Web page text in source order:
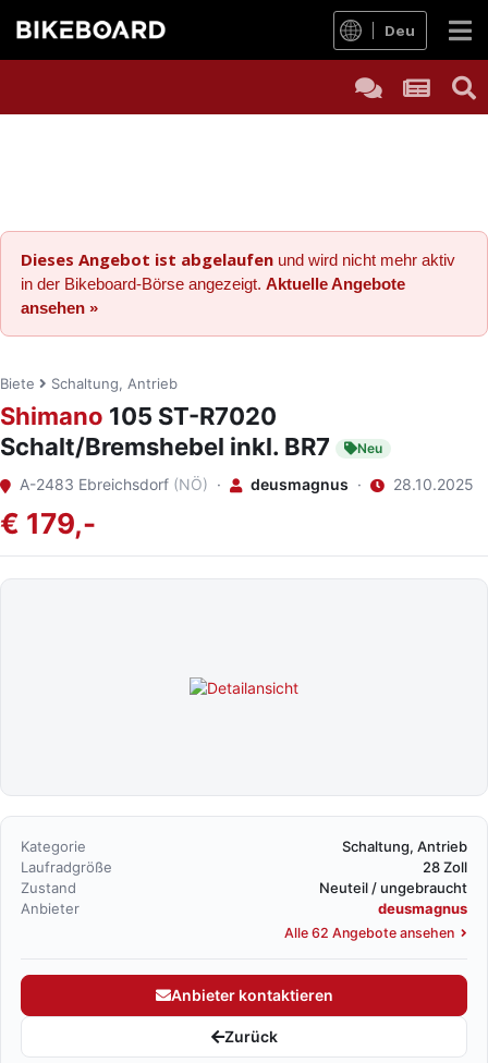
Deu
Dieses Angebot ist abgelaufen und wird nicht mehr aktiv
in der Bikeboard-Börse angezeigt. Aktuelle Angebote
ansehen »
Biete Schaltung, Antrieb
Shimano 105 ST-R7020
Schalt/Bremshebel inkl. BR7
Neu
A-2483 Ebreichsdorf (NÖ) · deusmagnus · 28.10.2025
€ 179,-
Kategorie
Schaltung, Antrieb
Laufradgröße
28 Zoll
Zustand
Neuteil / ungebraucht
Anbieter
deusmagnus
Alle 62 Angebote ansehen
Anbieter kontaktieren
Zurück